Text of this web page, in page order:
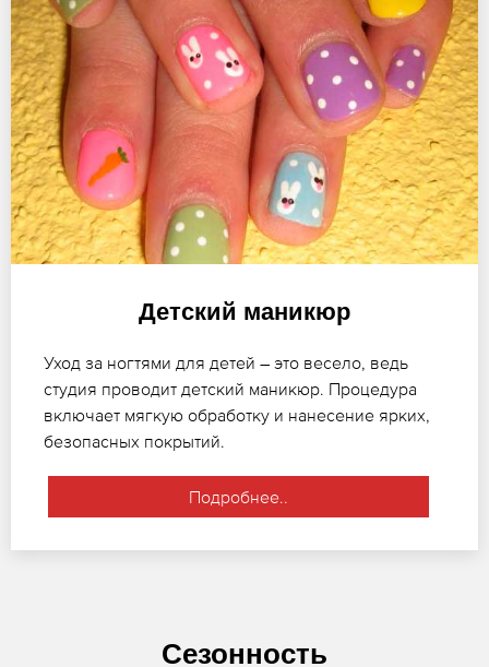
Детский маникюр
Уход за ногтями для детей – это весело, ведь
студия проводит детский маникюр. Процедура
включает мягкую обработку и нанесение ярких,
безопасных покрытий.
Подробнее..
Сезонность